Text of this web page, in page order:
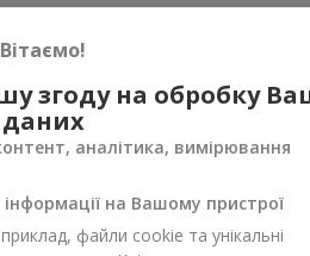
Вітаємо!
згоду на обробку
даних
аналітика, вимірювання
на Вашому пристрої
файли cookie та унікальні